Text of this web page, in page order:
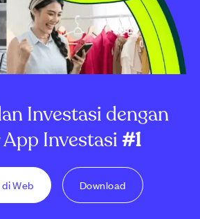
Investasi dengan
Investasi#1
Web Download